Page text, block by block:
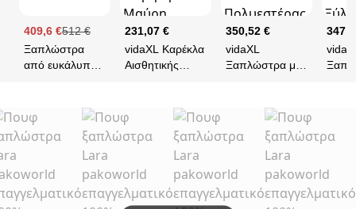
409,6 €512 €
Ξαπλώστρα
από ευκάλυπτο,
231,07 €
vidaXL Καρέκλα
Αισθητικής
Συνθετικό
Δέρμα
350,52 €
vidaXL
Ξαπλώστρα με
Στερεό Τίκε